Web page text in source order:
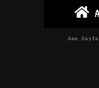
Ana Sayfa